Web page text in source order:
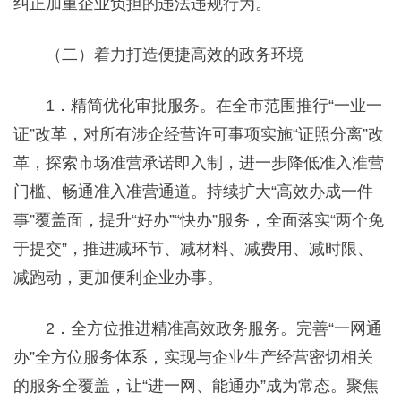
纠正加重企业负担的违法违规行为。
（二）着力打造便捷高效的政务环境
1．精简优化审批服务。在全市范围推行“一业一
证”改革，对所有涉企经营许可事项实施“证照分离”改
革，探索市场准营承诺即入制，进一步降低准入准营
门槛、畅通准入准营通道。持续扩大“高效办成一件
事”覆盖面，提升“好办”“快办”服务，全面落实“两个免
于提交”，推进减环节、减材料、减费用、减时限、
减跑动，更加便利企业办事。
2．全方位推进精准高效政务服务。完善“一网通
办”全方位服务体系，实现与企业生产经营密切相关
的服务全覆盖，让“进一网、能通办”成为常态。聚焦